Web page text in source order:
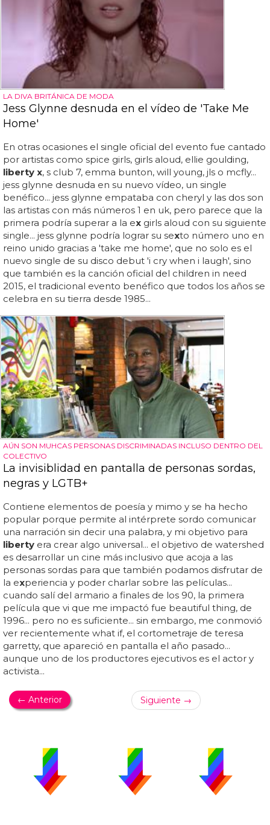
LA DIVA BRITÁNICA DE MODA
Jess Glynne desnuda en el vídeo de 'Take Me
Home'
En otras ocasiones el single oficial del evento fue cantado
por artistas como spice girls, girls aloud, ellie goulding,
liberty x, s club 7, emma bunton, will young, jls o mcfly...
jess glynne desnuda en su nuevo vídeo, un single
benéfico... jess glynne empataba con cheryl y las dos son
las artistas con más números 1 en uk, pero parece que la
primera podría superar a la ex girls aloud con su siguiente
single... jess glynne podría lograr su sexto número uno en
reino unido gracias a 'take me home', que no solo es el
nuevo single de su disco debut 'i cry when i laugh', sino
que también es la canción oficial del children in need
2015, el tradicional evento benéfico que todos los años se
celebra en su tierra desde 1985...
AÚN SON MUHCAS PERSONAS DISCRIMINADAS INCLUSO DENTRO DEL
COLECTIVO
La invisiblidad en pantalla de personas sordas,
negras y LGTB+
Contiene elementos de poesía y mimo y se ha hecho
popular porque permite al intérprete sordo comunicar
una narración sin decir una palabra, y mi objetivo para
liberty era crear algo universal... el objetivo de watershed
es desarrollar un cine más inclusivo que acoja a las
personas sordas para que también podamos disfrutar de
la experiencia y poder charlar sobre las películas...
cuando salí del armario a finales de los 90, la primera
película que vi que me impactó fue beautiful thing, de
1996... pero no es suficiente... sin embargo, me conmovió
ver recientemente what if, el cortometraje de teresa
garretty, que apareció en pantalla el año pasado...
aunque uno de los productores ejecutivos es el actor y
activista...
← Anterior Siguiente →